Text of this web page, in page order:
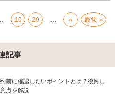
10 20 » 最後 »
記事
前に確認したいポイントとは？後悔し
点を解説